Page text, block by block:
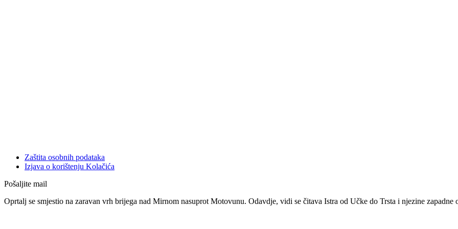
Zaštita osobnih podataka
Izjava o korištenju Kolačića
Pošaljite mail
Oprtalj se smjestio na zaravan vrh brijega nad Mirnom nasuprot Motovunu. Odavdje, vidi se čitava Istra od Učke do Trsta i njezine zapadne